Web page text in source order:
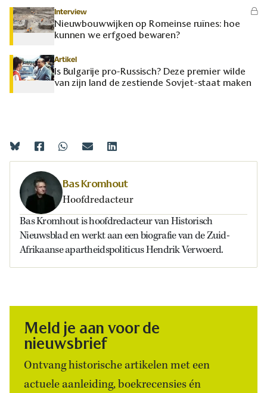
Interview
Nieuwbouwwijken op Romeinse ruïnes: hoe
kunnen we erfgoed bewaren?
Artikel
Is Bulgarije pro-Russisch? Deze premier wilde
van zijn land de zestiende Sovjet-staat maken
Bas Kromhout
Hoofdredacteur
Bas Kromhout is hoofdredacteur van Historisch
Nieuwsblad en werkt aan een biografie van de Zuid-
Afrikaanse apartheidspoliticus Hendrik Verwoerd.
Meld je aan voor de
nieuwsbrief
Ontvang historische artikelen met een
actuele aanleiding, boekrecensies én